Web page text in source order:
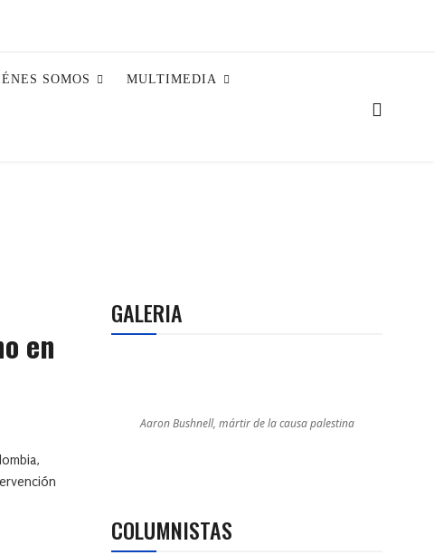
SOMOS MULTIMEDIA
en
GALERIA
Aaron Bushnell, mártir de la causa palestina
COLUMNISTAS